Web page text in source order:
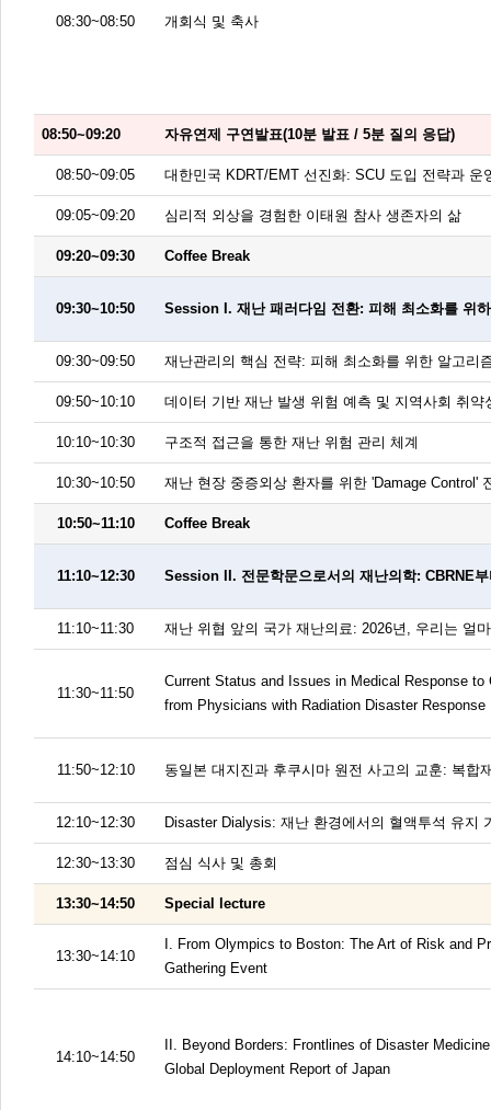
08:30~08:50 개회식 및 축사
08:50~09:20 자유연제 구연발표(10분 발표 / 5분 질의 응답)
08:50~09:05 대한민국 KDRT/EMT 선진화: SCU 도입 전략과 운
09:05~09:20 심리적 외상을 경험한 이태원 참사 생존자의 삶
09:20~09:30 Coffee Break
09:30~10:50 Session I. 재난 패러다임 전환: 피해 최소화를 위
09:30~09:50 재난관리의 핵심 전략: 피해 최소화를 위한 알고리
09:50~10:10 데이터 기반 재난 발생 위험 예측 및 지역사회 취약
10:10~10:30 구조적 접근을 통한 재난 위험 관리 체계
10:30~10:50 재난 현장 중증외상 환자를 위한 'Damage Control'
10:50~11:10 Coffee Break
11:10~12:30 Session II. 전문학문으로서의 재난의학: CBRNE
11:10~11:30 재난 위협 앞의 국가 재난의료: 2026년, 우리는 얼
11:30~11:50
Current Status and Issues in Medical Response
from Physicians with Radiation Disaster Response
11:50~12:10 동일본 대지진과 후쿠시마 원전 사고의 교훈: 복합
12:10~12:30 Disaster Dialysis: 재난 환경에서의 혈액투석 유지
12:30~13:30 점심 식사 및 총회
13:30~14:50 Special lecture
13:30~14:10
I. From Olympics to Boston: The Art of Risk and
Gathering Event
14:10~14:50
II. Beyond Borders: Frontlines of Disaster
Global Deployment Report of Japan